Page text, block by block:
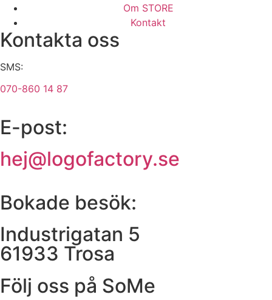
Om STORE
Kontakt
Kontakta oss
SMS:
070-860 14 87
E-post:
hej@logofactory.se
Bokade besök:
Industrigatan 5
61933 Trosa
Följ oss på SoMe